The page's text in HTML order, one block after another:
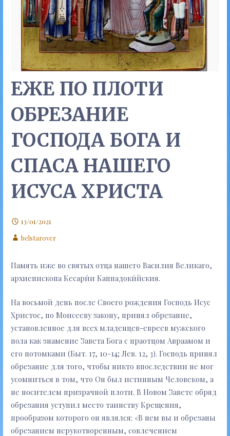
ЕЖЕ ПО ПЛОТИ
ОБРЕЗАНИЕ
ГОСПОДА БОГА И
СПАСА НАШЕГО
ИСУСА ХРИСТА
13/01/2021
belstarover
Память иже во святых отца нашего Василия Великаго,
архиепископа Кесари́и Каппадоки́йския.
На восьмой день после Своего рождения Господь Исус
Христос, по Моисееву закону, принял обрезание,
установленное для всех младенцев-евреев мужского
пола как знамение Завета Бога с праотцом Авраамом и
его потомками (Быт. 17, 10-14; Лев. 12, 3). Господь принял
обрезание для того, чтобы никто впоследствии не мог
усомниться в том, что Он был истинным Человеком, а
не носителем призрачной плоти. В Новом Завете обряд
обрезания уступил место таинству Крещения,
прообразом которого он являлся: «В нем вы и обрезаны
обрезанием нерукотворенным, совлечением